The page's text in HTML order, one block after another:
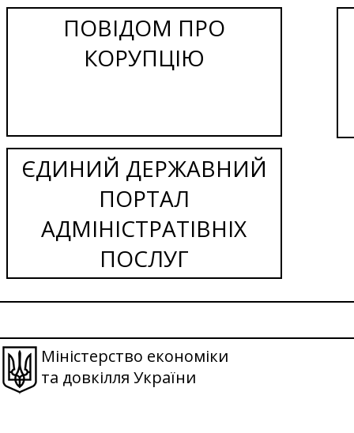
ПОВІДОМ ПРО
КОРУПЦІЮ
ЄДИНИЙ ДЕРЖАВНИЙ
ПОРТАЛ
АДМІНІСТРАТІВНІХ
ПОСЛУГ
Міністерство економіки
та довкілля України